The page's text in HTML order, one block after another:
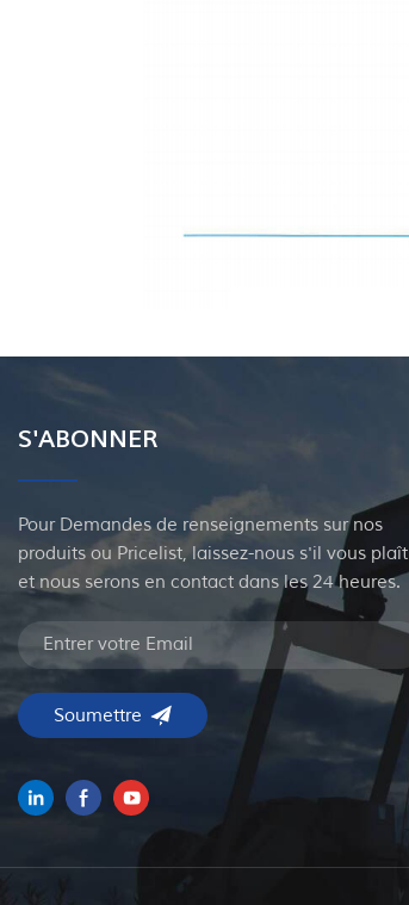
S'ABONNER
Pour Demandes de renseignements sur nos
produits ou Pricelist, laissez-nous s'il vous plaît
et nous serons en contact dans les 24 heures.